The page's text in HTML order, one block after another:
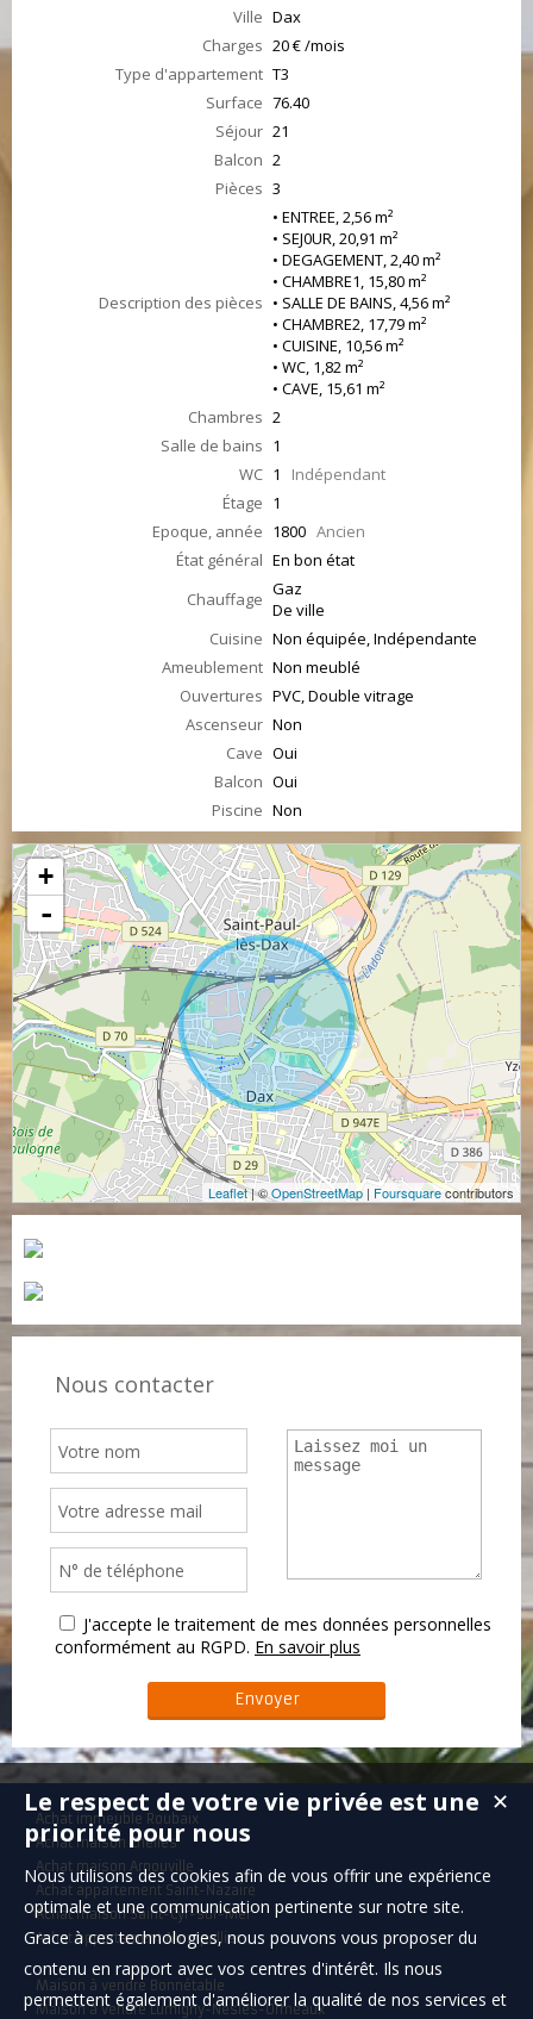
Ville Dax
Charges 20 € /mois
Type d'appartement T3
Surface 76.40
Séjour 21
Balcon 2
Pièces 3
Description des pièces
• ENTREE, 2,56 m²
• SEJ0UR, 20,91 m²
• DEGAGEMENT, 2,40 m²
• CHAMBRE1, 15,80 m²
• SALLE DE BAINS, 4,56 m²
• CHAMBRE2, 17,79 m²
• CUISINE, 10,56 m²
• WC, 1,82 m²
• CAVE, 15,61 m²
Chambres 2
Salle de bains 1
WC 1 Indépendant
Étage 1
Epoque, année 1800 Ancien
État général En bon état
Chauffage Gaz
De ville
Cuisine Non équipée, Indépendante
Ameublement Non meublé
Ouvertures PVC, Double vitrage
Ascenseur Non
Cave Oui
Balcon Oui
Piscine Non
+
-
Leaflet| ©OpenStreetMap | Foursquarecontributors
Nous contacter
J'accepte le traitement de mes données personnelles
conformément au RGPD. En savoir plus
Achat immeuble Roubaix
Achat maison Chelles
Achat maison Arnouville
Achat appartement Saint-Nazaire
Achat maison Saint-Cyr-sur-Mer
Achat appartement Montpellier
Maison à vendre Bonnétable
Maison à vendre Lumigny-Nesles-Ormeaux
✕
Le respect de votre vie privée est une
priorité pour nous
Nous utilisons des cookies afin de vous offrir une expérience
optimale et une communication pertinente sur notre site.
Grace à ces technologies, nous pouvons vous proposer du
contenu en rapport avec vos centres d'intérêt. Ils nous
permettent également d'améliorer la qualité de nos services et